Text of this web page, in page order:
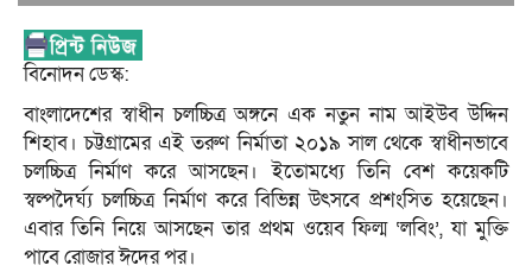
বিনোদন ডেস্ক:
বাংলাদেশের স্বাধীন চলচ্চিত্র অঙ্গনে এক নতুন নাম আইউব উদ্দিন
শিহাব। চট্টগ্রামের এই তরুণ নির্মাতা ২০১৯ সাল থেকে স্বাধীনভাবে
চলচ্চিত্র নির্মাণ করে আসছেন। ইতোমধ্যে তিনি বেশ কয়েকটি
স্বল্পদৈর্ঘ্য চলচ্চিত্র নির্মাণ করে বিভিন্ন উৎসবে প্রশংসিত হয়েছেন।
এবার তিনি নিয়ে আসছেন তার প্রথম ওয়েব ফিল্ম ‘লবিং’, যা মুক্তি
পাবে রোজার ঈদের পর।